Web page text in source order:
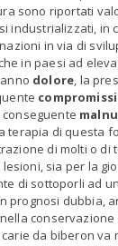
sono riportati
industrializzati,
in via di
in paesi ad
dolore, la
terapia di questa
di molti o di
sia per la
di sottoporli ad
prognosi dubbia,
conservazione
da biberon va